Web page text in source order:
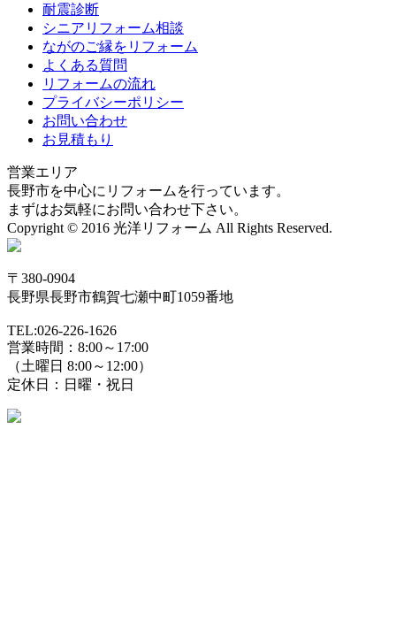
耐震診断
シニアリフォーム相談
ながのご縁をリフォーム
よくある質問
リフォームの流れ
プライバシーポリシー
お問い合わせ
お見積もり
営業エリア
長野市を中心にリフォームを行っています。
まずはお気軽にお問い合わせ下さい。
Copyright © 2016 光洋リフォーム All Rights Reserved.
〒380-0904
長野県長野市鶴賀七瀬中町1059番地
TEL:026-226-1626
営業時間：8:00～17:00
（土曜日 8:00～12:00）
定休日：日曜・祝日